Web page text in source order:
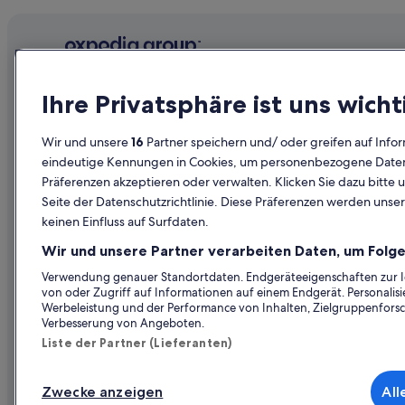
Unternehmen
Unterkunft registrieren
Partnerschaften
Erkunden
Reiseführer
Alle
Ihre Privatsphäre ist uns
Wir und unsere16 Partner speichern und/ oder greifen auf
eindeutige Kennungen in Cookies, um personenbezogene
Präferenzen akzeptieren oder verwalten. Klicken Sie dazu bitte
Seite der Datenschutzrichtlinie. Diese Präferenzen werden
keinen Einfluss auf Surfdaten.
Wir und unsere Partner verarbeiten Daten, um
Verwendung genauer Standortdaten. Endgeräteeigenschaften
von oder Zugriff auf Informationen auf einem Endgerät.
Werbeleistung und der Performance von Inhalten,
Verbesserung von Angeboten.
Liste der Partner (Lieferanten)
Zwecke anzeigen